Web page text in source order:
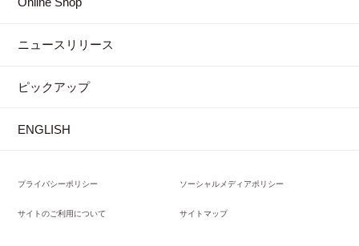
ニュースリリース
ピックアップ
ENGLISH
プライバシーポリシー ソーシャルメディアポリシー
サイトのご利用について サイトマップ